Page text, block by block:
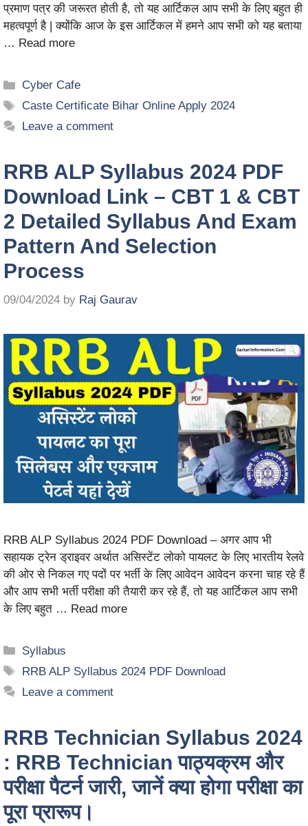
प्रमाण पत्र की जरूरत होती है, तो यह आर्टिकल आप सभी के लिए बहुत ही
महत्वपूर्ण है | क्योंकि आज के इस आर्टिकल में हमने आप सभी को यह बताया
… Read more
Cyber Cafe
Caste Certificate Bihar Online Apply 2024
Leave a comment
RRB ALP Syllabus 2024 PDF
Download Link – CBT 1 & CBT
2 Detailed Syllabus And Exam
Pattern And Selection
Process
09/04/2024 by Raj Gaurav
RRB ALP Syllabus 2024 PDF Download – अगर आप भी
सहायक ट्रेन ड्राइवर अर्थात असिस्टेंट लोको पायलट के लिए भारतीय रेलवे
की ओर से निकल गए पदों पर भर्ती के लिए आवेदन आवेदन करना चाह रहे हैं
और आप सभी भर्ती परीक्षा की तैयारी कर रहे हैं, तो यह आर्टिकल आप सभी
के लिए बहुत … Read more
Syllabus
RRB ALP Syllabus 2024 PDF Download
Leave a comment
RRB Technician Syllabus 2024
: RRB Technician पाठ्यक्रम और
परीक्षा पैटर्न जारी, जानें क्या होगा परीक्षा का
पूरा प्रारूप।